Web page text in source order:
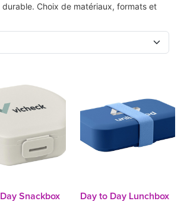
Choix de matériaux, formats et
Snackbox
Day to Day Lunchbox